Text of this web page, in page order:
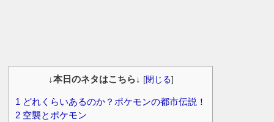
↓本日のネタはこちら↓ [閉じる]
1 どれくらいあるのか？ポケモンの都市伝説！
2 空襲とポケモン